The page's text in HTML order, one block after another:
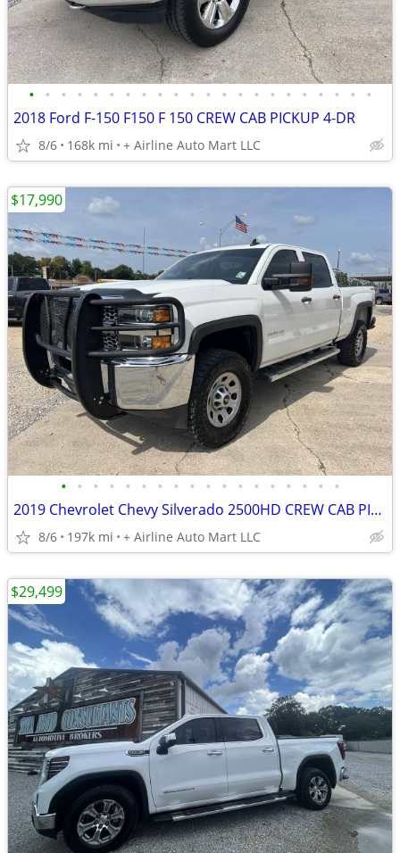
• • • • • • • • • • • • • • • • • • • • • •
2018 Ford F-150 F150 F 150 CREW CAB PICKUP 4-DR
8/6 168k mi + Airline Auto Mart LLC
• • • • • • • • • • • • • • • • • •
2019 Chevrolet Chevy Silverado 2500HD CREW CAB PICKUP 4-DR
8/6 197k mi + Airline Auto Mart LLC
$17,990
$29,499